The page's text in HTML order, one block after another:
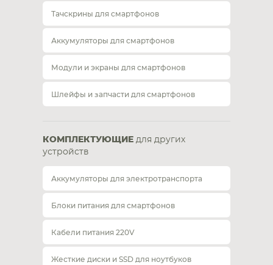
Тачскрины для смартфонов
Аккумуляторы для смартфонов
Модули и экраны для смартфонов
Шлейфы и запчасти для смартфонов
КОМПЛЕКТУЮЩИЕ для других
устройств
Аккумуляторы для электротранспорта
Блоки питания для смартфонов
Кабели питания 220V
Жесткие диски и SSD для ноутбуков